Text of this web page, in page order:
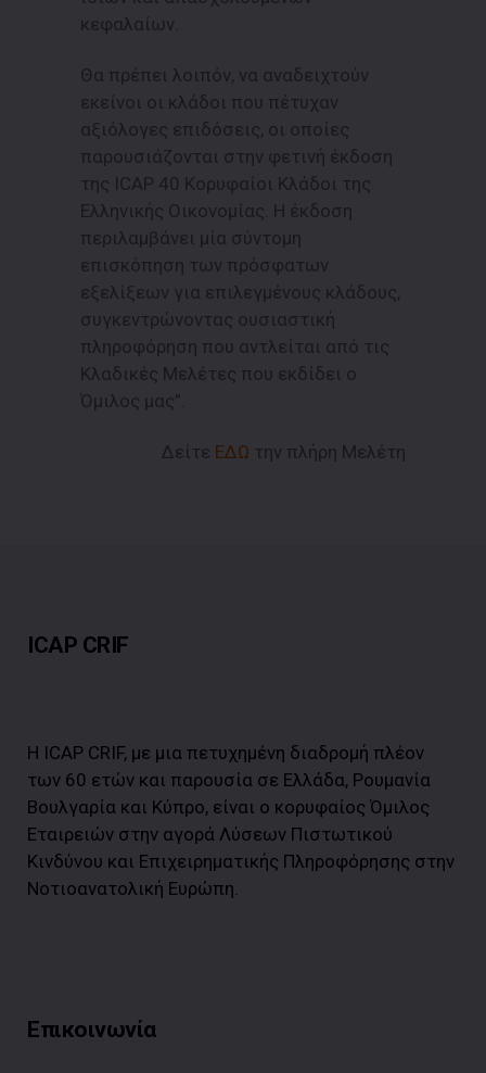
κεφαλαίων.
Θα πρέπει λοιπόν, να αναδειχτούν
εκείνοι οι κλάδοι που πέτυχαν
αξιόλογες επιδόσεις, οι οποίες
παρουσιάζονται στην φετινή έκδοση
της ICAP 40 Κορυφαίοι Κλάδοι της
Ελληνικής Οικονομίας. Η έκδοση
περιλαμβάνει μία σύντομη
επισκόπηση των πρόσφατων
εξελίξεων για επιλεγμένους κλάδους,
συγκεντρώνοντας ουσιαστική
πληροφόρηση που αντλείται από τις
Κλαδικές Μελέτες που εκδίδει ο
Όμιλος μας”.
Δείτε ΕΔΩ την πλήρη Μελέτη
ICAP CRIF
Η ICAP CRIF, με μια πετυχημένη διαδρομή πλέον
των 60 ετών και παρουσία σε Ελλάδα, Ρουμανία
Βουλγαρία και Κύπρο, είναι ο κορυφαίος Όμιλος
Εταιρειών στην αγορά Λύσεων Πιστωτικού
Κινδύνου και Επιχειρηματικής Πληροφόρησης στην
Νοτιοανατολική Ευρώπη.
Επικοινωνία